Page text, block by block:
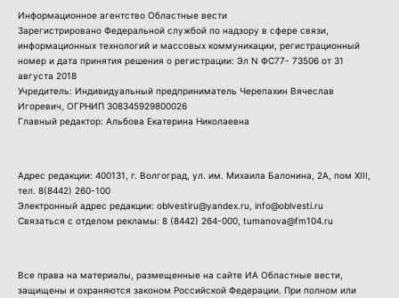
Информационное агентство Областные вести
Зарегистрировано Федеральной службой по надзору в сфере связи,
информационных технологий и массовых коммуникации, регистрационный
номер и дата принятия решения о регистрации: Эл N ФС77- 73506 от 31
августа 2018
Учредитель: Индивидуальный предприниматель Черепахин Вячеслав
Игоревич, ОГРНИП 308345929800026
Главный редактор: Альбова Екатерина Николаевна
Адрес редакции: 400131, г. Волгоград, ул. им. Михаила Балонина, 2А, пом XIII,
тел. 8(8442) 260-100
Электронный адрес редакции: oblvestiru@yandex.ru, info@oblvesti.ru
Связаться с отделом рекламы: 8 (8442) 264-000 , tumanova@fm104.ru
Все права на материалы, размещенные на сайте ИА Областные вести,
защищены и охраняются законом Российской Федерации. При полном или